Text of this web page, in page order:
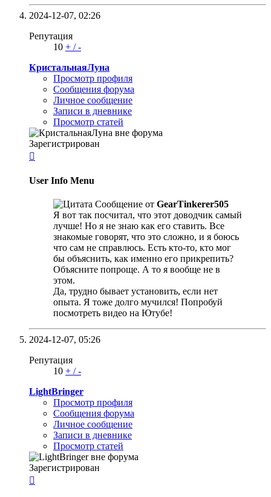
2024-12-07, 02:26
Репутация
10 + /-
КристальнаяЛуна
Просмотр профиля
Сообщения форума
Личное сообщение
Записи в дневнике
Просмотр статей
Зарегистрирован

User Info Menu
Сообщение от GearTinkerer505
Я вот так посчитал, что этот доводчик самый
лучше! Но я не знаю как его ставить. Все
знакомые говорят, что это сложно, и я боюсь
что сам не справлюсь. Есть кто-то, кто мог
бы объяснить, как именно его прикрепить?
Объясните попроще. А то я вообще не в
этом.
Да, трудно бывает установить, если нет
опыта. Я тоже долго мучился! Попробуй
посмотреть видео на Ютубе!
2024-12-07, 05:26
Репутация
10 + /-
LightBringer
Просмотр профиля
Сообщения форума
Личное сообщение
Записи в дневнике
Просмотр статей
Зарегистрирован
